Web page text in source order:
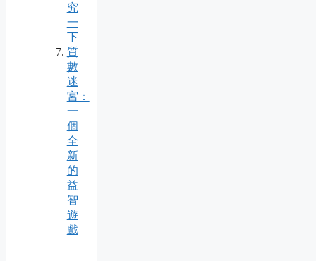
究
一
下
質
數
迷
宮：
一
個
全
新
的
益
智
遊
戲